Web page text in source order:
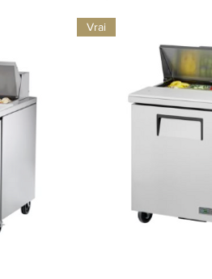
Vrai